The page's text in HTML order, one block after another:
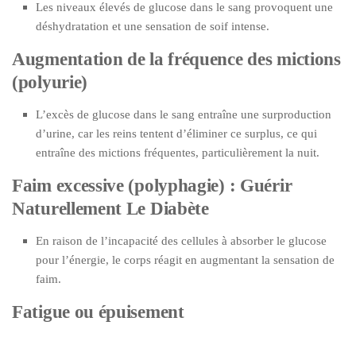
Les niveaux élevés de glucose dans le sang provoquent une
déshydratation et une sensation de soif intense.
Augmentation de la fréquence des mictions
(polyurie)
L’excès de glucose dans le sang entraîne une surproduction
d’urine, car les reins tentent d’éliminer ce surplus, ce qui
entraîne des mictions fréquentes, particulièrement la nuit.
Faim excessive (polyphagie) : Guérir
Naturellement Le Diabète
En raison de l’incapacité des cellules à absorber le glucose
pour l’énergie, le corps réagit en augmentant la sensation de
faim.
Fatigue ou épuisement